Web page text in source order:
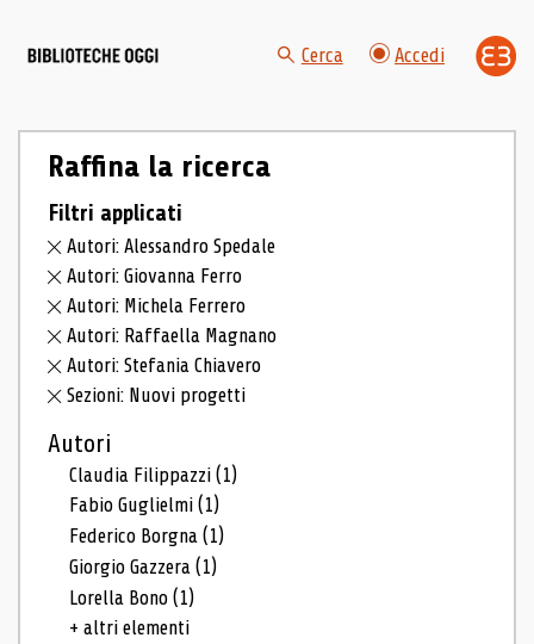
Cerca Accedi
Raffina la ricerca
Filtri applicati
Autori: Alessandro Spedale
Autori: Giovanna Ferro
Autori: Michela Ferrero
Autori: Raffaella Magnano
Autori: Stefania Chiavero
Sezioni: Nuovi progetti
Autori
Claudia Filippazzi(1)
Fabio Guglielmi(1)
Federico Borgna(1)
Giorgio Gazzera(1)
Lorella Bono(1)
+ altri elementi